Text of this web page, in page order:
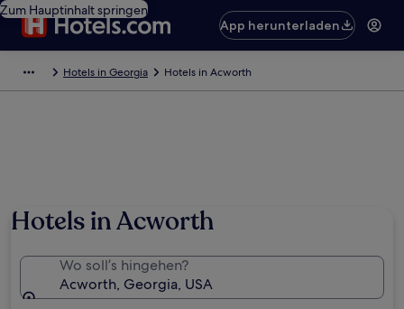
Zum Hauptinhalt springen
App herunterladen
Hotels in Georgia Hotels in Acworth
Hotels in Acworth
Wo soll’s hingehen?
Acworth, Georgia, USA